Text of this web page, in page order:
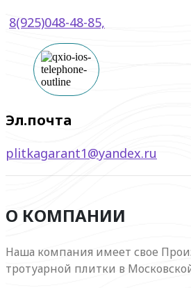
8(925)048-48-85,
Эл.почта
plitkagarant1@yandex.ru
О КОМПАНИИ
Наша компания имеет свое
тротуарной плитки в